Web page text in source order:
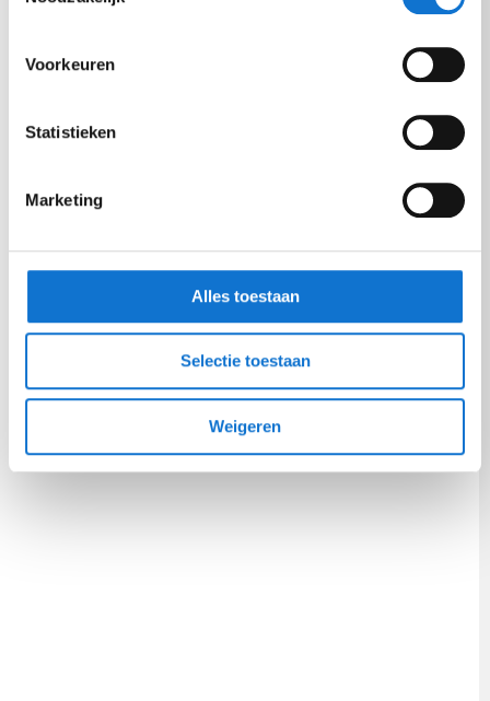
Voorkeuren
Statistieken
Marketing
Alles toestaan
Selectie toestaan
Weigeren